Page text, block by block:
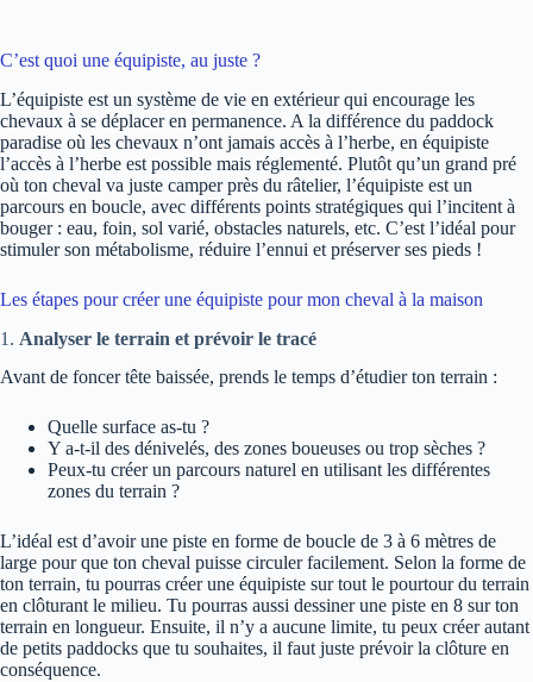
C’est quoi une équipiste, au juste ?
L’équipiste est un système de vie en extérieur qui encourage les
chevaux à se déplacer en permanence. A la différence du paddock
paradise où les chevaux n’ont jamais accès à l’herbe, en équipiste
l’accès à l’herbe est possible mais réglementé. Plutôt qu’un grand pré
où ton cheval va juste camper près du râtelier, l’équipiste est un
parcours en boucle, avec différents points stratégiques qui l’incitent à
bouger : eau, foin, sol varié, obstacles naturels, etc. C’est l’idéal pour
stimuler son métabolisme, réduire l’ennui et préserver ses pieds !
Les étapes pour créer une équipiste pour mon cheval à la maison
1. Analyser le terrain et prévoir le tracé
Avant de foncer tête baissée, prends le temps d’étudier ton terrain :
Quelle surface as-tu ?
Y a-t-il des dénivelés, des zones boueuses ou trop sèches ?
Peux-tu créer un parcours naturel en utilisant les différentes
zones du terrain ?
L’idéal est d’avoir une piste en forme de boucle de 3 à 6 mètres de
large pour que ton cheval puisse circuler facilement. Selon la forme de
ton terrain, tu pourras créer une équipiste sur tout le pourtour du terrain
en clôturant le milieu. Tu pourras aussi dessiner une piste en 8 sur ton
terrain en longueur. Ensuite, il n’y a aucune limite, tu peux créer autant
de petits paddocks que tu souhaites, il faut juste prévoir la clôture en
conséquence.